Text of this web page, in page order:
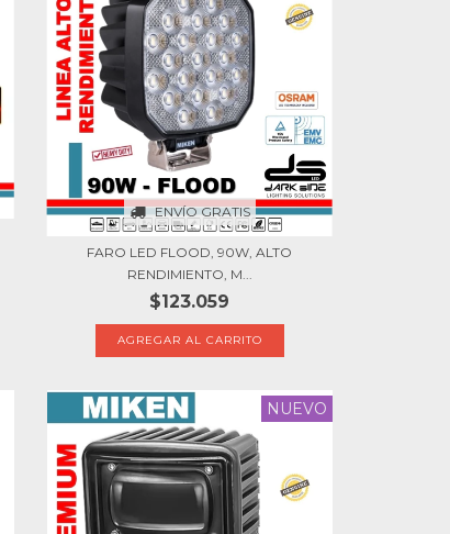
ENVÍO GRATIS
FARO LED FLOOD, 90W, ALTO
RENDIMIENTO, M...
$123.059
NUEVO